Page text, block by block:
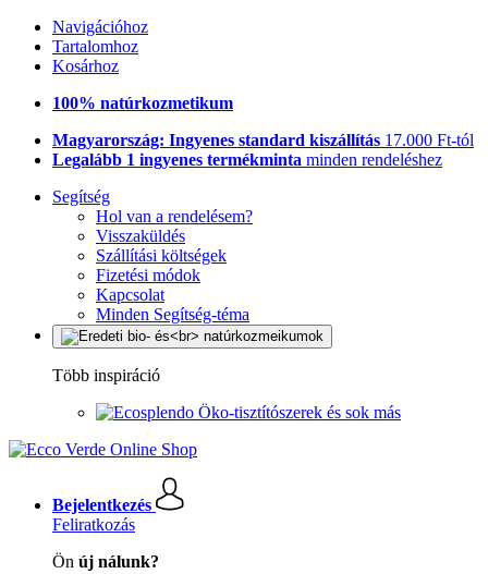
Navigációhoz
Tartalomhoz
Kosárhoz
100% natúrkozmetikum
Magyarország: Ingyenes standard kiszállítás 17.000 Ft-tól
Legalább 1 ingyenes termékminta minden rendeléshez
Segítség
Hol van a rendelésem?
Visszaküldés
Szállítási költségek
Fizetési módok
Kapcsolat
Minden Segítség-téma
Több inspiráció
Öko-tisztítószerek és sok más
Bejelentkezés
Feliratkozás
Ön új nálunk?